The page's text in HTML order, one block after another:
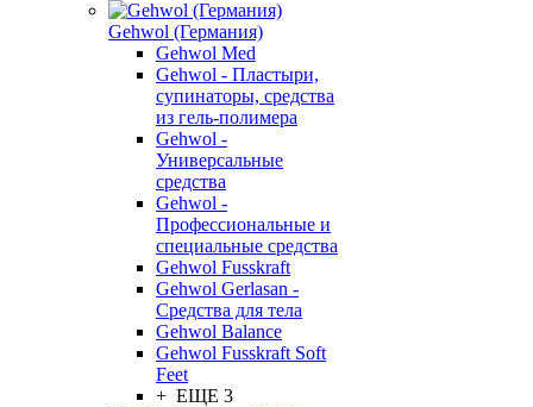
Gehwol (Германия)
Gehwol Med
Gehwol - Пластыри,
супинаторы, средства
из гель-полимера
Gehwol -
Универсальные
средства
Gehwol -
Профессиональные и
специальные средства
Gehwol Fusskraft
Gehwol Gerlasan -
Средства для тела
Gehwol Balance
Gehwol Fusskraft Soft
Feet
+ ЕЩЕ 3